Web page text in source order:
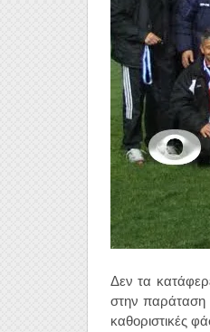
Δεν τα
στην παράταση
καθοριστικές